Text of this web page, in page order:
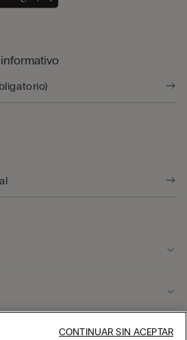
CONTINUAR SIN ACEPTAR